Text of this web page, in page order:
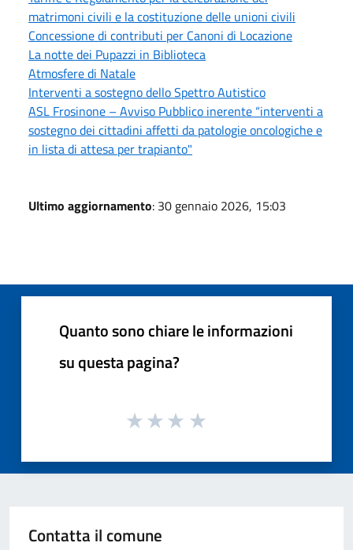
matrimoni civili e la costituzione delle unioni civili
Concessione di contributi per Canoni di Locazione
La notte dei Pupazzi in Biblioteca
Atmosfere di Natale
Interventi a sostegno dello Spettro Autistico
ASL Frosinone – Avviso Pubblico inerente “interventi a
sostegno dei cittadini affetti da patologie oncologiche e
in lista di attesa per trapianto"
Ultimo aggiornamento: 30 gennaio 2026, 15:03
Quanto sono chiare le informazioni
su questa pagina?
Contatta il comune